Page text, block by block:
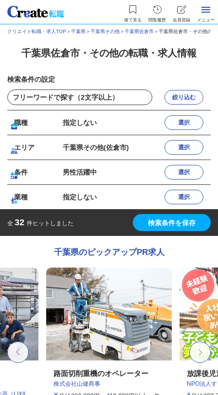
後で見る 閲覧履歴 会員登録 メニュー
クリエイト転職・求人TOP ＞千葉県＞千葉県その他＞千葉県佐倉市＞千葉県佐倉市・その他の
千葉県佐倉市・その他の転職・求人情報
検索条件の設定
絞り込む
職種 指定しない 選択
エリア 千葉県その他(佐倉市) 選択
条件 男性活躍中 選択
業種 指定しない 選択
全 32 件ヒットしました 検索条件を保存
千葉県のピックアップPR求人
路面切削重機のオペレーター
株式会社山健商事
放課後児
NPO法人